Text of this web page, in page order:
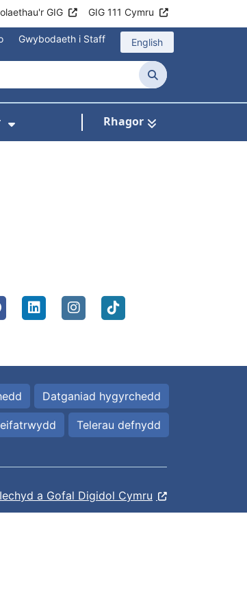
GIG GIG 111 Cymru
Gwybodaeth i Staff English
Chwilio
Rhagor
Datganiad hygyrchedd
Telerau defnydd
Iechyd a Gofal Digidol Cymru